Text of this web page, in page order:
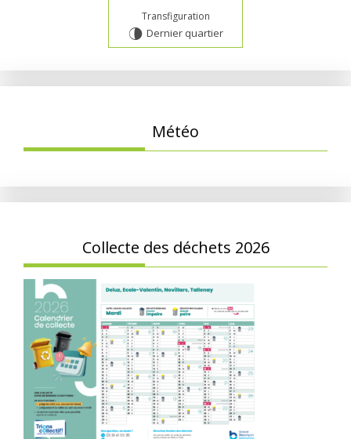
Transfiguration
U Dernier quartier
Météo
Collecte des déchets 2026